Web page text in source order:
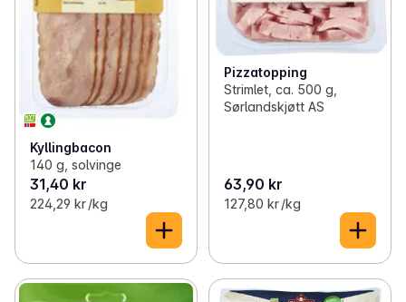
Kyllingbacon
140 g, solvinge
31,40 kr
224,29 kr /kg
Pizzatopping
Strimlet, ca. 500 g,
Sørlandskjøtt AS
63,90 kr
127,80 kr /kg